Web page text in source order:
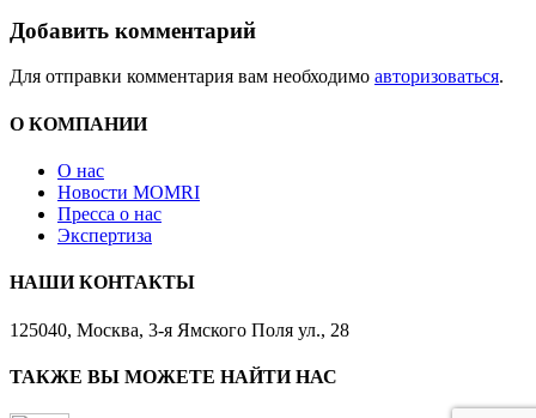
Добавить комментарий
Для отправки комментария вам необходимо авторизоваться.
О КОМПАНИИ
О нас
Новости MOMRI
Пресса о нас
Экспертиза
НАШИ КОНТАКТЫ
125040, Москва, 3-я Ямского Поля ул., 28
ТАКЖЕ ВЫ МОЖЕТЕ НАЙТИ НАС